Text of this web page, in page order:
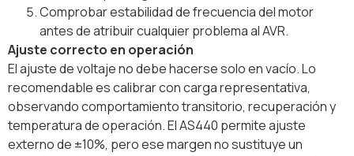
Comprobar estabilidad de frecuencia del motor
antes de atribuir cualquier problema al AVR.
Ajuste correcto en operación
El ajuste de voltaje no debe hacerse solo en vacío. Lo
recomendable es calibrar con carga representativa,
observando comportamiento transitorio, recuperación y
temperatura de operación. El AS440 permite ajuste
externo de ±10%, pero ese margen no sustituye un